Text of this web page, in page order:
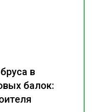
в
балок: